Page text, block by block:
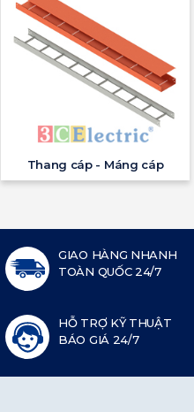
Thang cáp - Máng cáp
GIAO HÀNG NHANH
TOÀN QUỐC 24/7
HỖ TRỢ KỸ THUẬT
BÁO GIÁ 24/7